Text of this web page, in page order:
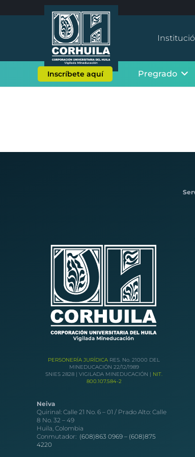
Inscríbete aquí Pregrado
PERSONERÍA JURÍDICA RES. No. 21000 DEL
MINEDUCACIÓN 22/12/1989
SNIES 2828 | VIGILADA MINEDUCACIÓN | NIT.
800.107.584-2
Neiva
Quirinal: Calle 21 No. 6 – 01 / Prado Alto: Calle
8 No. 32 – 49
Huila, Colombia
Conmutador: (608)863 0969 – (608)875
4220